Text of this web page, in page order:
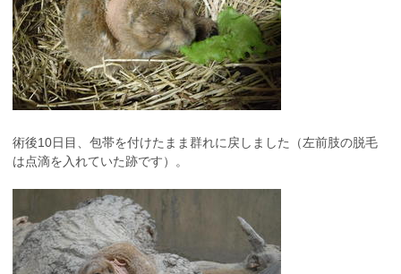
術後10日目、包帯を付けたまま群れに戻しました（左前肢の脱毛
は点滴を入れていた跡です）。